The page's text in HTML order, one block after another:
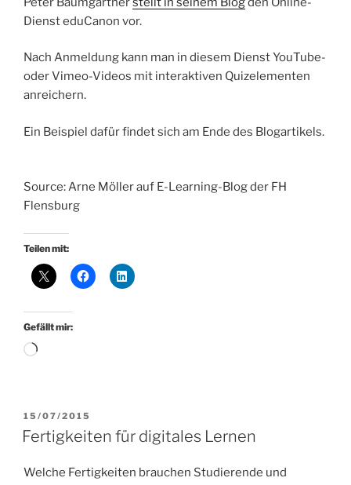
Dienst eduCanon vor.
Nach Anmeldung kann man in diesem Dienst YouTube-
oder Vimeo-Videos mit interaktiven Quizelementen
anreichern.
Ein Beispiel dafür findet sich am Ende des Blogartikels.
Source: Arne Möller auf E-Learning-Blog der FH
Flensburg
Teilen mit:
Gefällt mir:
Wird
VERÖFFENTLICHT
AM
15/07/2015
Fertigkeiten für digitales Lernen
Welche Fertigkeiten brauchen Studierende und